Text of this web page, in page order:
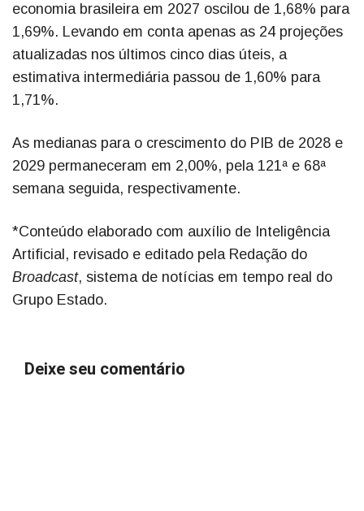
economia brasileira em 2027 oscilou de 1,68% para
1,69%. Levando em conta apenas as 24 projeções
atualizadas nos últimos cinco dias úteis, a
estimativa intermediária passou de 1,60% para
1,71%.
As medianas para o crescimento do PIB de 2028 e
2029 permaneceram em 2,00%, pela 121ª e 68ª
semana seguida, respectivamente.
*Conteúdo elaborado com auxílio de Inteligência
Artificial, revisado e editado pela Redação do
Broadcast, sistema de notícias em tempo real do
Grupo Estado.
Deixe seu comentário